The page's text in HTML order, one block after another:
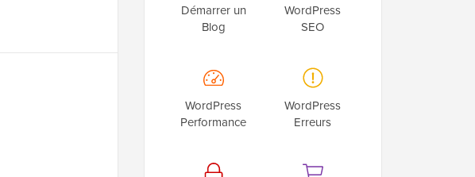
Démarrer un
Blog
WordPress
SEO
WordPress
Performance
WordPress
Erreurs